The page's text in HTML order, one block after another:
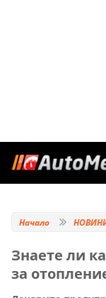
Начало
Знаете ли
за